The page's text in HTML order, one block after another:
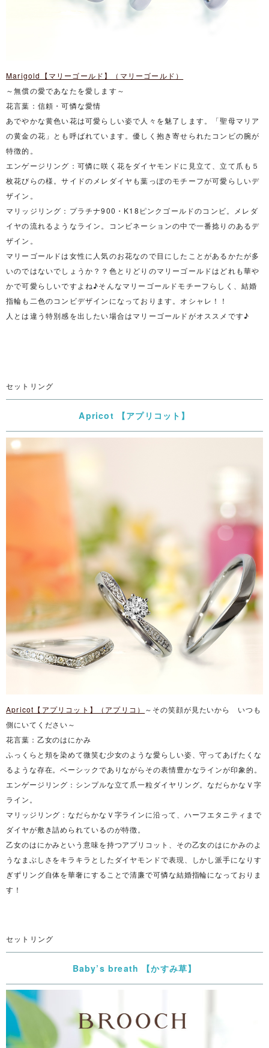
Marigold【マリーゴールド】（マリーゴールド）
～無償の愛であなたを愛します～
花言葉：信頼・可憐な愛情
あでやかな黄色い花は可愛らしい姿で人々を魅了します。「聖母マリア
の黄金の花」とも呼ばれています。優しく抱き寄せられたコンビの腕が
特徴的。
エンゲージリング：可憐に咲く花をダイヤモンドに見立て、立て爪も５
枚花びらの様。サイドのメレダイヤも葉っぽのモチーフが可愛らしいデ
ザイン。
マリッジリング：プラチナ900・K18ピンクゴールドのコンビ。メレダ
イヤの流れるようなライン。コンビネーションの中で一番捻りのあるデ
ザイン。
マリーゴールドは女性に人気のお花なので目にしたことがあるかたが多
いのではないでしょうか？？色とりどりのマリーゴールドはどれも華や
かで可愛らしいですよね♪そんなマリーゴールドモチーフらしく、結婚
指輪も二色のコンビデザインになっております。オシャレ！！
人とは違う特別感を出したい場合はマリーゴールドがオススメです♪
セットリング
Apricot 【アプリコット】
Apricot【アプリコット】（アプリコ） ～その笑顔が見たいから いつも
側にいてください～
花言葉：乙女のはにかみ
ふっくらと頬を染めて微笑む少女のような愛らしい姿、守ってあげたくな
るような存在。ベーシックでありながらその表情豊かなラインが印象的。
エンゲージリング：シンプルな立て爪一粒ダイヤリング。なだらかなＶ字
ライン。
マリッジリング：なだらかなＶ字ラインに沿って、ハーフエタニティまで
ダイヤが敷き詰められているのが特徴。
乙女のはにかみという意味を持つアプリコット、その乙女のはにかみのよ
うなまぶしさをキラキラとしたダイヤモンドで表現、しかし派手になりす
ぎずリング自体を華奢にすることで清廉で可憐な結婚指輪になっておりま
す！
セットリング
Baby’s breath 【かすみ草】